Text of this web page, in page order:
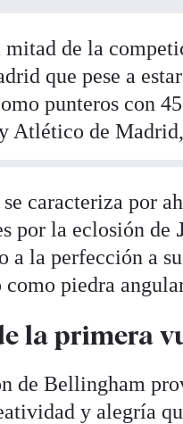
de la
que pese a
punteros con
Atlético de
caracteriza por
por la eclosión de
a la perfección a
piedra
la primera
de Bellingham
y alegría